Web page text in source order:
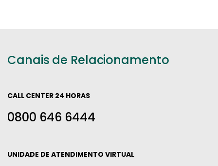
Canais de Relacionamento
CALL CENTER 24 HORAS
0800 646 6444
UNIDADE DE ATENDIMENTO VIRTUAL